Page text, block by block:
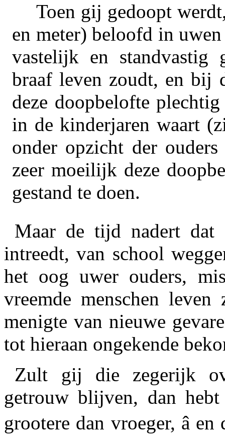
Toen gij gedoopt
en meter) beloofd in
vastelijk en standvastig
braaf leven zoudt, en bij
deze doopbelofte
in de kinderjaren waart
onder opzicht der
zeer moeilijk deze
gestand te doen.
Maar de tijd nadert dat
intreedt, van school
het oog uwer ouders,
vreemde menschen
menigte van nieuwe
tot hieraan ongekende
Zult gij die zegerijk
getrouw blijven, dan
grootere dan vroeger, â